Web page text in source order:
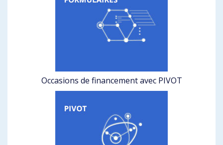
Occasions de financement avec PIVOT